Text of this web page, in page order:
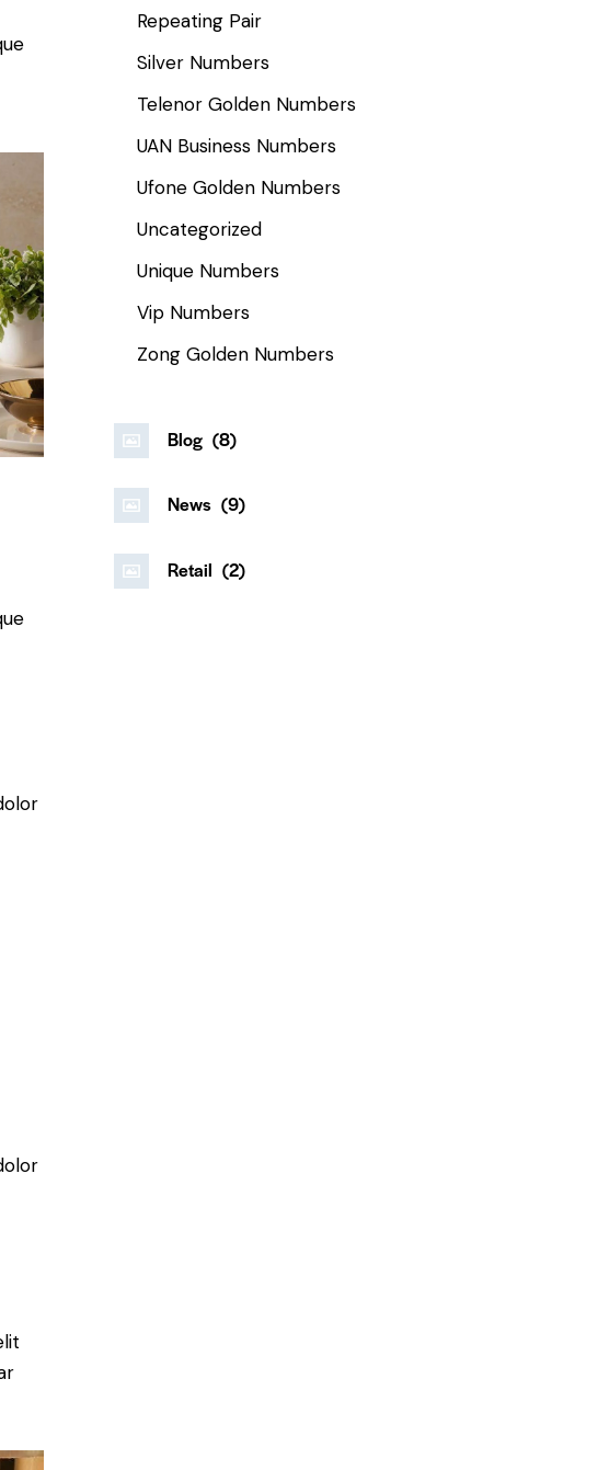
Repeating Pair
Silver Numbers
Telenor Golden Numbers
UAN Business Numbers
Ufone Golden Numbers
Uncategorized
Unique Numbers
Vip Numbers
Zong Golden Numbers
Blog (8)
News (9)
Retail (2)